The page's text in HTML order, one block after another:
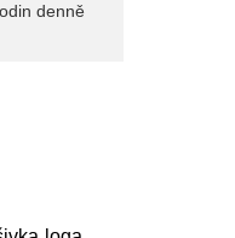
denně